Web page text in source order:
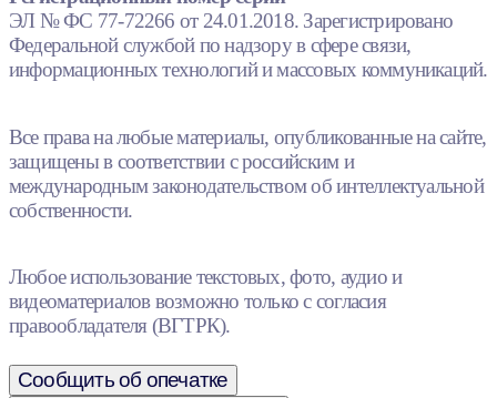
ЭЛ № ФС 77-72266 от 24.01.2018. Зарегистрировано
Федеральной службой по надзору в сфере связи,
информационных технологий и массовых коммуникаций.
Все права на любые материалы, опубликованные на сайте,
защищены в соответствии с российским и
международным законодательством об интеллектуальной
собственности.
Любое использование текстовых, фото, аудио и
видеоматериалов возможно только с согласия
правообладателя (ВГТРК).
Сообщить об опечатке